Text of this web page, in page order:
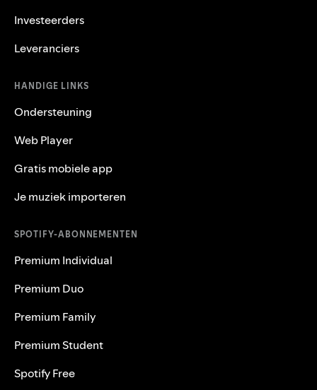
Investeerders
Leveranciers
HANDIGE LINKS
Ondersteuning
Web Player
Gratis mobiele app
Je muziek importeren
SPOTIFY-ABONNEMENTEN
Premium Individual
Premium Duo
Premium Family
Premium Student
Spotify Free